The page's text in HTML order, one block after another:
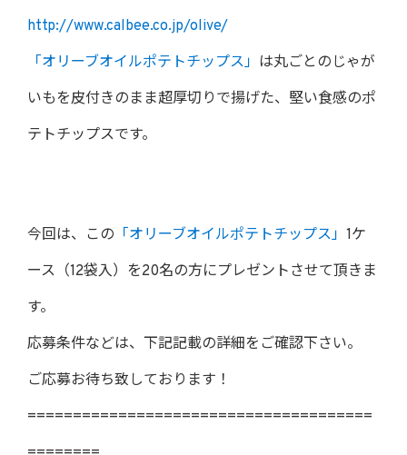
http://www.calbee.co.jp/olive/
「オリーブオイルポテトチップス」 は丸ごとのじゃが
いもを皮付きのまま超厚切りで揚げた、堅い食感のポ
テトチップスです。
今回は、この 「オリーブオイルポテトチップス」 1ケ
ース（12袋入）を20名の方にプレゼントさせて頂きま
す。
応募条件などは、下記記載の詳細をご確認下さい。
ご応募お待ち致しております！
======================================